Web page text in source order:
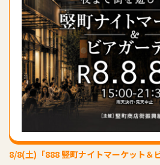
8/8(土)「888 竪町ナイトマーケット＆